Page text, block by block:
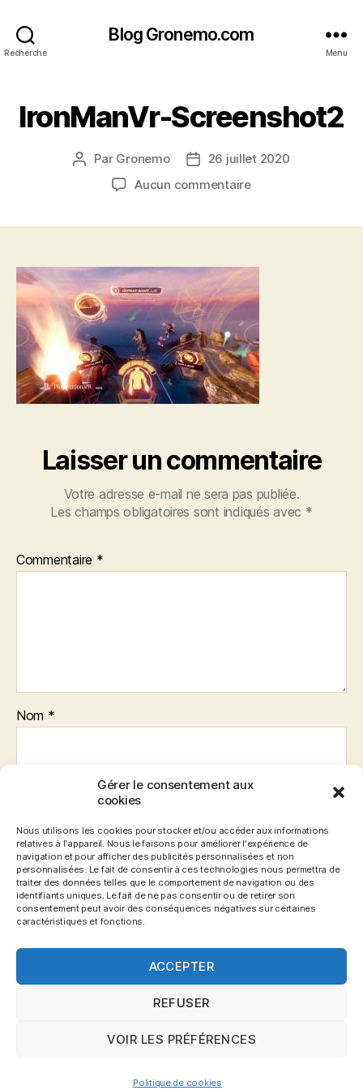
Gérer le consentement aux
cookies
Nous utilisons les cookies pour stocker et/ou accéder aux informations
relatives à l'appareil. Nous le faisons pour améliorer l'expérience de
navigation et pour afficher des publicités personnalisées et non
personnalisées. Le fait de consentir à ces technologies nous permettra de
traiter des données telles que le comportement de navigation ou des
identifiants uniques. Le fait de ne pas consentir ou de retirer son
consentement peut avoir des conséquences négatives sur certaines
caractéristiques et fonctions.
ACCEPTER
REFUSER
VOIR LES PRÉFÉRENCES
Politique de cookies
Recherche
Blog Gronemo.com
Menu
IronManVr-Screenshot2
Auteur
l’article
Par Gronemo
Date26 juillet 2020
Aucun commentairesur
Laisser un commentaire
Votre adresse e-mail ne sera pas publiée.
Les champs obligatoires sont indiqués avec *
Commentaire *
Nom *
Site web